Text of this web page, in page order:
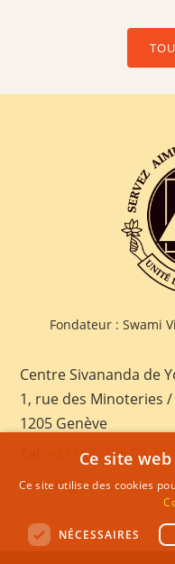
Fondateur : Swami
Centre Sivananda de
1, rue des Minoteries
1205 Genève
+41 022 328 03 28
E-mail:
Ce site
Ce site utilise des cookies
NÉCESSAIRES